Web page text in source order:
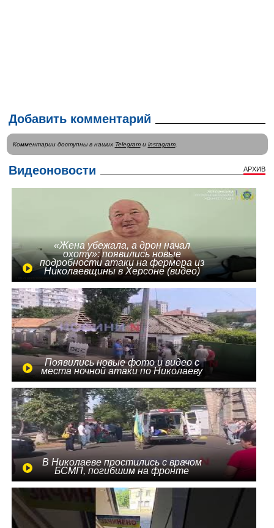
Добавить комментарий
Комментарии доступны в наших Telegramи instagram.
Видеоновости АРХИВ
«Жена убежала, а дрон начал
охоту»: появились новые
подробности атаки на фермера из
Николаевщины в Херсоне (видео)
Появились новые фото и видео с
места ночной атаки по Николаеву
В Николаеве простились с врачом
БСМП, погибшим на фронте